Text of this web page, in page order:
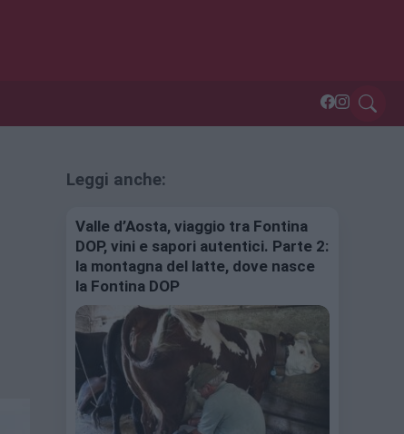
Leggi anche:
Valle d’Aosta, viaggio tra Fontina
DOP, vini e sapori autentici. Parte 2:
la montagna del latte, dove nasce
la Fontina DOP